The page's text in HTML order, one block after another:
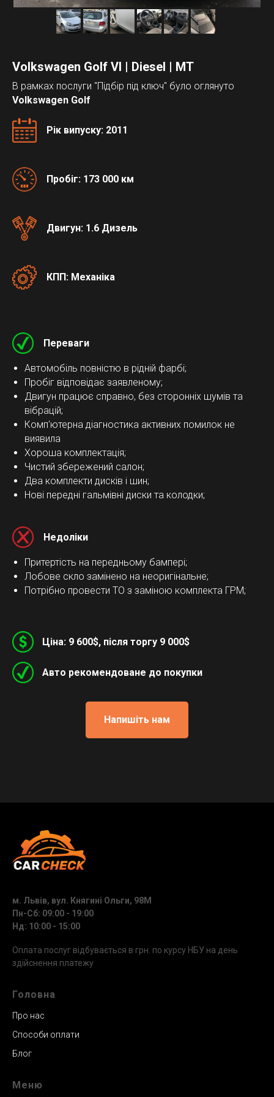
Volkswagen Golf VI | Diesel | MT
В рамках послуги "Підбір під ключ" було оглянуто
Volkswagen Golf
Рік випуску: 2011
Пробіг: 173 000 км
Двигун: 1.6 Дизель
КПП: Механіка
Переваги
Автомобіль повністю в рідній фарбі;
Пробіг відповідає заявленому;
Двигун працює справно, без сторонніх шумів та
вібрацій;
Комп'ютерна діагностика активних помилок не
виявила
Хороша комплектація;
Чистий збережений салон;
Два комплекти дисків і шин;
Нові передні гальмівні диски та колодки;
Недоліки
Притертість на передньому бампері;
Лобове скло замінено на неоригінальне;
Потрібно провести ТО з заміною комплекта ГРМ;
Ціна: 9 600$, після торгу 9 000$
Авто рекомендоване до покупки
Напишіть нам
м. Львів, вул. Княгині Ольги, 98М
Пн-Сб: 09:00 - 19:00
Нд: 10:00 - 15:00
Оплата послуг відбувається в грн. по курсу НБУ на день
здійснення платежу
Головна
Про нас
Способи оплати
Блог
Меню